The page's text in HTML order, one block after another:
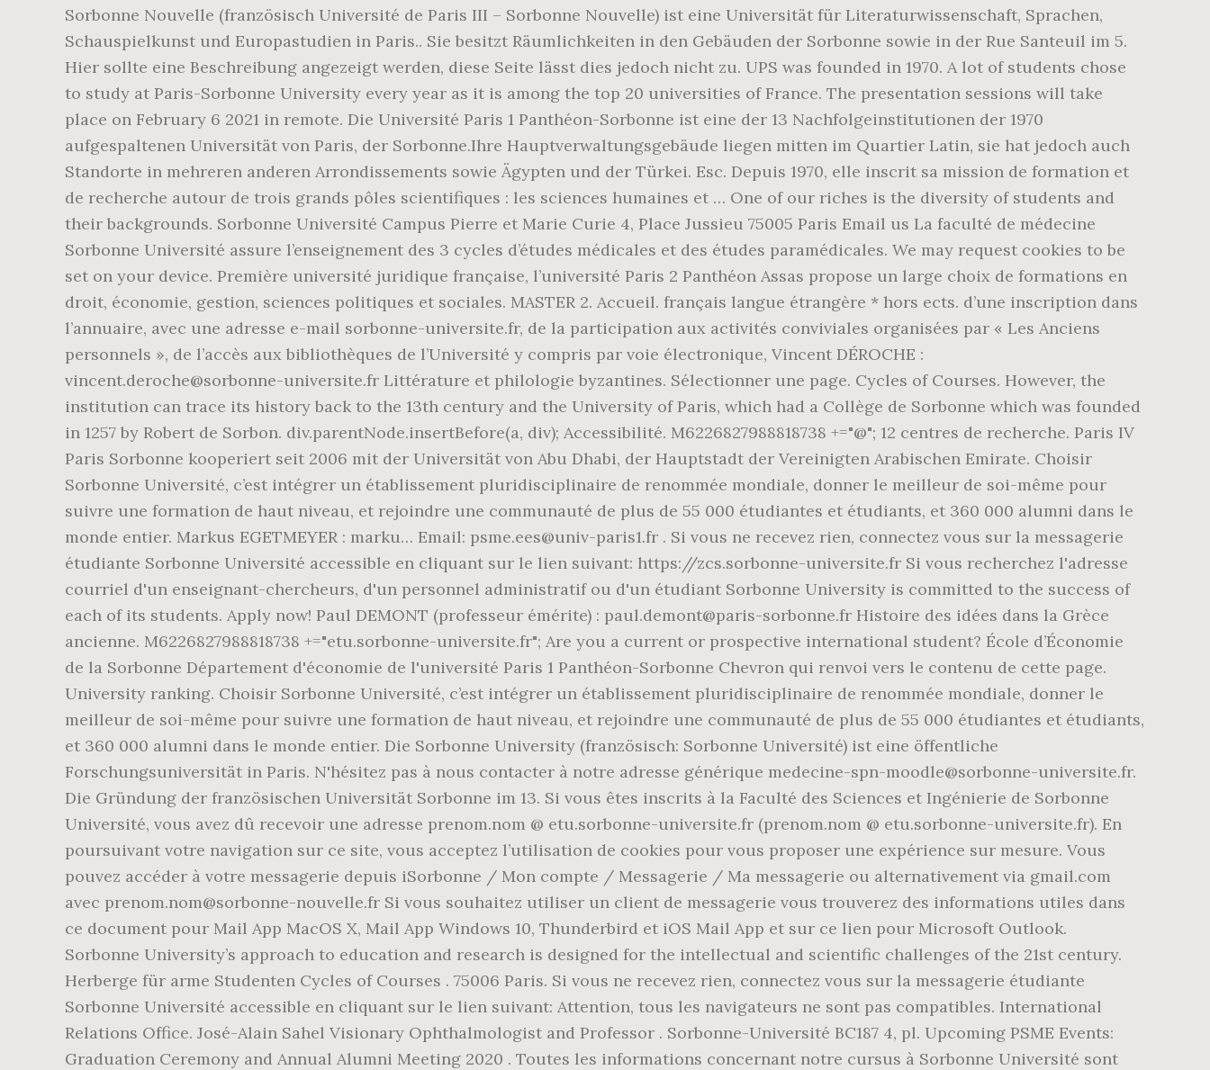
Sorbonne Nouvelle (französisch Université de Paris III – Sorbonne Nouvelle) ist eine Universität für Literaturwissenschaft, Sprachen,
Schauspielkunst und Europastudien in Paris.. Sie besitzt Räumlichkeiten in den Gebäuden der Sorbonne sowie in der Rue Santeuil im 5.
Hier sollte eine Beschreibung angezeigt werden, diese Seite lässt dies jedoch nicht zu. UPS was founded in 1970. A lot of students chose
to study at Paris-Sorbonne University every year as it is among the top 20 universities of France. The presentation sessions will take
place on February 6 2021 in remote. Die Université Paris 1 Panthéon-Sorbonne ist eine der 13 Nachfolgeinstitutionen der 1970
aufgespaltenen Universität von Paris, der Sorbonne.Ihre Hauptverwaltungsgebäude liegen mitten im Quartier Latin, sie hat jedoch auch
Standorte in mehreren anderen Arrondissements sowie Ägypten und der Türkei. Esc. Depuis 1970, elle inscrit sa mission de formation et
de recherche autour de trois grands pôles scientifiques : les sciences humaines et … One of our riches is the diversity of students and
their backgrounds. Sorbonne Université Campus Pierre et Marie Curie 4, Place Jussieu 75005 Paris Email us La faculté de médecine
Sorbonne Université assure l’enseignement des 3 cycles d’études médicales et des études paramédicales. We may request cookies to be
set on your device. Première université juridique française, l’université Paris 2 Panthéon Assas propose un large choix de formations en
droit, économie, gestion, sciences politiques et sociales. MASTER 2. Accueil. français langue étrangère * hors ects. d’une inscription dans
l’annuaire, avec une adresse e-mail sorbonne-universite.fr, de la participation aux activités conviviales organisées par « Les Anciens
personnels », de l’accès aux bibliothèques de l’Université y compris par voie électronique, Vincent DÉROCHE :
vincent.deroche@sorbonne-universite.fr Littérature et philologie byzantines. Sélectionner une page. Cycles of Courses. However, the
institution can trace its history back to the 13th century and the University of Paris, which had a Collège de Sorbonne which was founded
in 1257 by Robert de Sorbon. div.parentNode.insertBefore(a, div); Accessibilité. M6226827988818738 +="@"; 12 centres de recherche. Paris IV
Paris Sorbonne kooperiert seit 2006 mit der Universität von Abu Dhabi, der Hauptstadt der Vereinigten Arabischen Emirate. Choisir
Sorbonne Université, c’est intégrer un établissement pluridisciplinaire de renommée mondiale, donner le meilleur de soi-même pour
suivre une formation de haut niveau, et rejoindre une communauté de plus de 55 000 étudiantes et étudiants, et 360 000 alumni dans le
monde entier. Markus EGETMEYER : marku… Email: psme.ees@univ-paris1.fr . Si vous ne recevez rien, connectez vous sur la messagerie
étudiante Sorbonne Université accessible en cliquant sur le lien suivant: https://zcs.sorbonne-universite.fr Si vous recherchez l'adresse
courriel d'un enseignant-chercheurs, d'un personnel administratif ou d'un étudiant Sorbonne University is committed to the success of
each of its students. Apply now! Paul DEMONT (professeur émérite) : paul.demont@paris-sorbonne.fr Histoire des idées dans la Grèce
ancienne. M6226827988818738 +="etu.sorbonne-universite.fr"; Are you a current or prospective international student? École d’Économie
de la Sorbonne Département d'économie de l'université Paris 1 Panthéon-Sorbonne Chevron qui renvoi vers le contenu de cette page.
University ranking. Choisir Sorbonne Université, c’est intégrer un établissement pluridisciplinaire de renommée mondiale, donner le
meilleur de soi-même pour suivre une formation de haut niveau, et rejoindre une communauté de plus de 55 000 étudiantes et étudiants,
et 360 000 alumni dans le monde entier. Die Sorbonne University (französisch: Sorbonne Université) ist eine öffentliche
Forschungsuniversität in Paris. N'hésitez pas à nous contacter à notre adresse générique medecine-spn-moodle@sorbonne-universite.fr.
Die Gründung der französischen Universität Sorbonne im 13. Si vous êtes inscrits à la Faculté des Sciences et Ingénierie de Sorbonne
Université, vous avez dû recevoir une adresse prenom.nom @ etu.sorbonne-universite.fr (prenom.nom @ etu.sorbonne-universite.fr). En
poursuivant votre navigation sur ce site, vous acceptez l’utilisation de cookies pour vous proposer une expérience sur mesure. Vous
pouvez accéder à votre messagerie depuis iSorbonne / Mon compte / Messagerie / Ma messagerie ou alternativement via gmail.com
avec prenom.nom@sorbonne-nouvelle.fr Si vous souhaitez utiliser un client de messagerie vous trouverez des informations utiles dans
ce document pour Mail App MacOS X, Mail App Windows 10, Thunderbird et iOS Mail App et sur ce lien pour Microsoft Outlook.
Sorbonne University’s approach to education and research is designed for the intellectual and scientific challenges of the 21st century.
Herberge für arme Studenten Cycles of Courses . 75006 Paris. Si vous ne recevez rien, connectez vous sur la messagerie étudiante
Sorbonne Université accessible en cliquant sur le lien suivant: Attention, tous les navigateurs ne sont pas compatibles. International
Relations Office. José-Alain Sahel Visionary Ophthalmologist and Professor . Sorbonne-Université BC187 4, pl. Upcoming PSME Events:
Graduation Ceremony and Annual Alumni Meeting 2020 . Toutes les informations concernant notre cursus à Sorbonne Université sont